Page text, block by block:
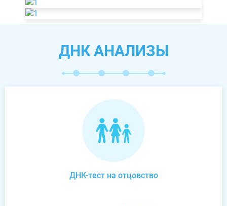
ДНК АНАЛИЗЫ
ДНК-тест на отцовство